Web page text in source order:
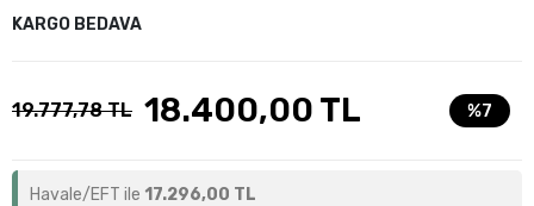
KARGO BEDAVA
19.777,78 TL 18.400,00 TL %7
Havale/EFT ile 17.296,00 TL